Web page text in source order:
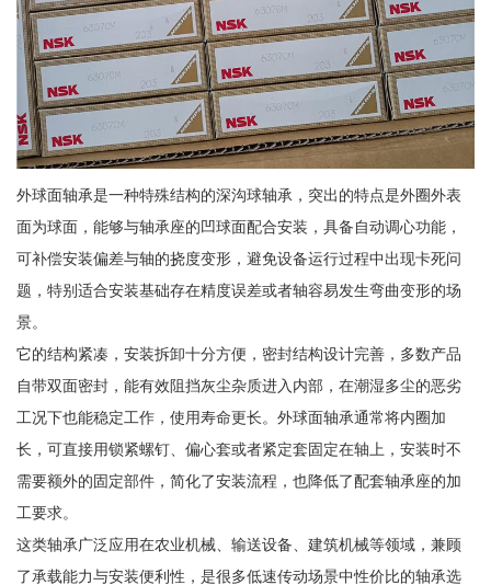
外球面轴承是一种特殊结构的深沟球轴承，突出的特点是外圈外表
面为球面，能够与轴承座的凹球面配合安装，具备自动调心功能，
可补偿安装偏差与轴的挠度变形，避免设备运行过程中出现卡死问
题，特别适合安装基础存在精度误差或者轴容易发生弯曲变形的场
景。
它的结构紧凑，安装拆卸十分方便，密封结构设计完善，多数产品
自带双面密封，能有效阻挡灰尘杂质进入内部，在潮湿多尘的恶劣
工况下也能稳定工作，使用寿命更长。外球面轴承通常将内圈加
长，可直接用锁紧螺钉、偏心套或者紧定套固定在轴上，安装时不
需要额外的固定部件，简化了安装流程，也降低了配套轴承座的加
工要求。
这类轴承广泛应用在农业机械、输送设备、建筑机械等领域，兼顾
了承载能力与安装便利性，是很多低速传动场景中性价比的轴承选